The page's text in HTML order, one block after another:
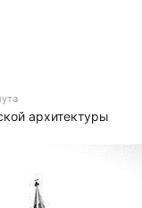
архитектуры